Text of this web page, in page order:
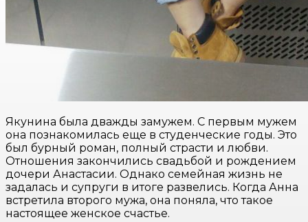
Якунина была дважды замужем. С первым мужем
она познакомилась еще в студенческие годы. Это
был бурный роман, полный страсти и любви.
Отношения закончились свадьбой и рождением
дочери Анастасии. Однако семейная жизнь не
задалась и супруги в итоге развелись. Когда Анна
встретила второго мужа, она поняла, что такое
настоящее женское счастье.